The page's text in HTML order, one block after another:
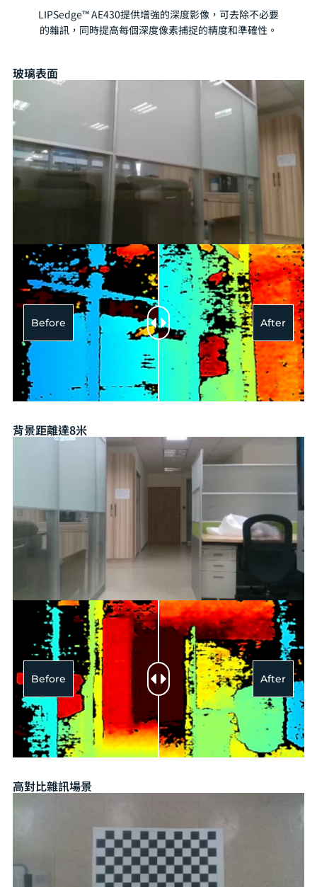
LIPSedge™ AE430提供增強的深度影像，可去除不必要
的雜訊，同時提高每個深度像素捕捉的精度和準確性。
玻璃表面
Before After
背景距離達8米
Before After
高對比雜訊場景